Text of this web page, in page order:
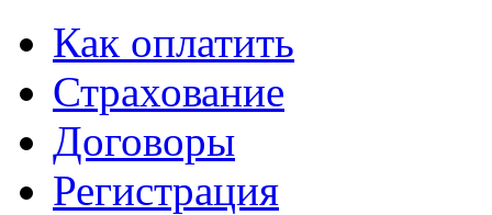
Как оплатить
Страхование
Договоры
Регистрация